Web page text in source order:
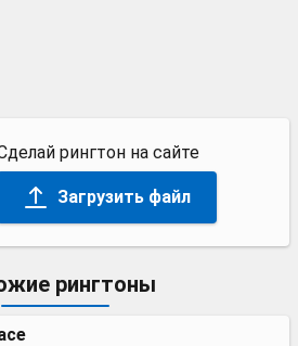
рингтон на сайте
Загрузить файл
рингтоны